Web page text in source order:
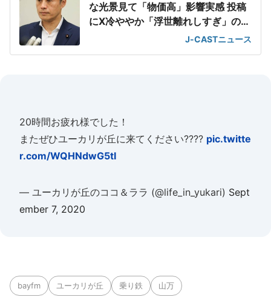
な光景見て「物価高」影響実感 投稿
にX冷ややか「浮世離れしすぎ」の声
J-CASTニュース
20時間お疲れ様でした！
またぜひユーカリが丘に来てください???? pic.twitte
r.com/WQHNdwG5tI
— ユーカリが丘のココ＆ララ (@life_in_yukari) Sept
ember 7, 2020
bayfm ユーカリが丘 乗り鉄 山万